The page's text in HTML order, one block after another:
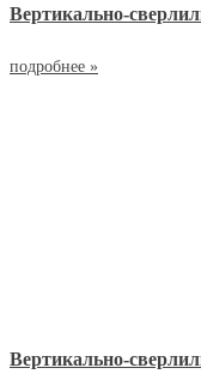
Вертикально-
подробнее »
Вертикально-